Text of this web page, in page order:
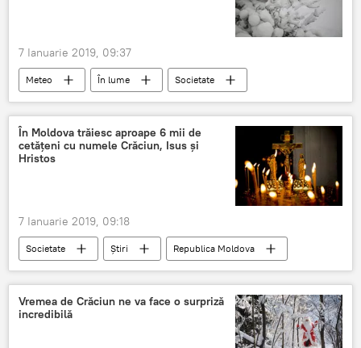
7 Ianuarie 2019, 09:37
Meteo În lume
Societate
Știri
Vreme meteo
ger
Ninsoare
Grecia îngheț
În Moldova trăiesc aproape 6 mii de
cetățeni cu numele Crăciun, Isus și
Hristos
7 Ianuarie 2019, 09:18
Societate Știri
Republica Moldova
Crăciun
Nașterea Domnului
credință
Fecioara Maria
Vremea de Crăciun ne va face o surpriză
incredibilă